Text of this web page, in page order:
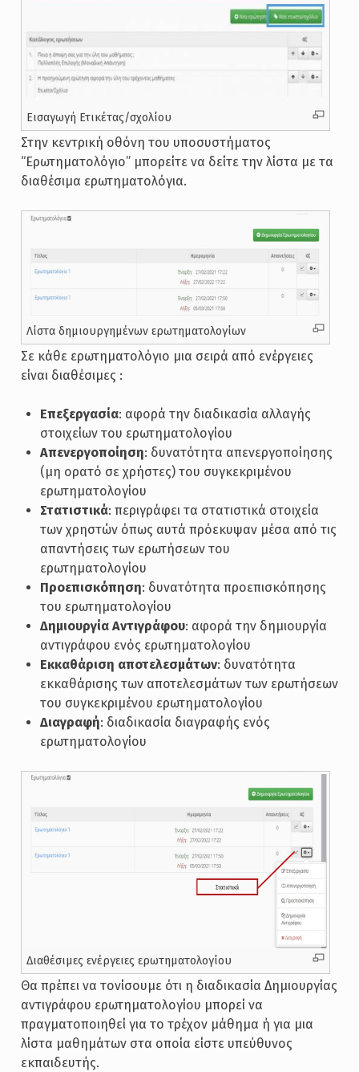
Εισαγωγή Ετικέτας/σχολίου
Στην κεντρική οθόνη του υποσυστήματος
“Ερωτηματολόγιο” μπορείτε να δείτε την λίστα με τα
διαθέσιμα ερωτηματολόγια.
Λίστα δημιουργημένων ερωτηματολογίων
Σε κάθε ερωτηματολόγιο μια σειρά από ενέργειες
είναι διαθέσιμες :
Επεξεργασία: αφορά την διαδικασία αλλαγής
στοιχείων του ερωτηματολογίου
Απενεργοποίηση: δυνατότητα απενεργοποίησης
(μη ορατό σε χρήστες) του συγκεκριμένου
ερωτηματολογίου
Στατιστικά: περιγράφει τα στατιστικά στοιχεία
των χρηστών όπως αυτά πρόεκυψαν μέσα από τις
απαντήσεις των ερωτήσεων του
ερωτηματολογίου
Προεπισκόπηση: δυνατότητα προεπισκόπησης
του ερωτηματολογίου
Δημιουργία Αντιγράφου: αφορά την δημιουργία
αντιγράφου ενός ερωτηματολογίου
Εκκαθάριση αποτελεσμάτων: δυνατότητα
εκκαθάρισης των αποτελεσμάτων των ερωτήσεων
του συγκεκριμένου ερωτηματολογίου
Διαγραφή: διαδικασία διαγραφής ενός
ερωτηματολογίου
Διαθέσιμες ενέργειες ερωτηματολογίου
Θα πρέπει να τονίσουμε ότι η διαδικασία Δημιουργίας
αντιγράφου ερωτηματολογίου μπορεί να
πραγματοποιηθεί για το τρέχον μάθημα ή για μια
λίστα μαθημάτων στα οποία είστε υπεύθυνος
εκπαιδευτής.